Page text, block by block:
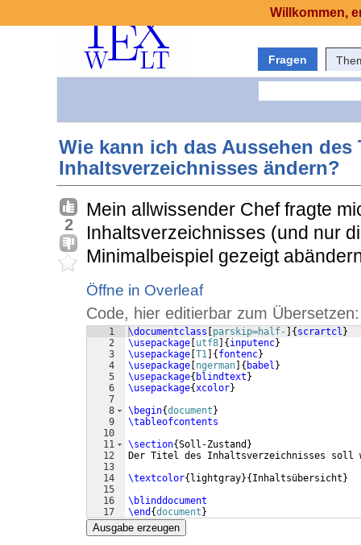
Fragen
Wie kann ich das Aussehen des
Inhaltsverzeichnisses ändern?
2
Mein allwissender Chef fragte
Inhaltsverzeichnisses (und nur
Minimalbeispiel gezeigt
Öffne in Overleaf
Code, hier editierbar zum Übersetzen:
1
2
3
4
5
6
7
8
9
10
11
12
13
14
15
16
17
\documentclass parskip=half- { scrartcl }
\usepackage utf8 { inputenc}
\usepackage T1 { fontenc}
\usepackage ngerman { babel }
\usepackage{ blindtext }
\usepackage{xcolor}
\begin{document }
\tableofcontents
\section{Soll-Zustand }
Der Titel des Inhaltsverzeichnisses soll
\textcolor{ lightgray}{ Inhaltsübersicht }
\blinddocument
\end {document }
Ausgabe erzeugen
Willkommen,